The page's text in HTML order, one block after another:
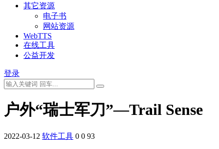
其它资源
电子书
网站资源
WebTTS
在线工具
公益开发
登录
户外“瑞士军刀”—Trail Sense
2022-03-12 软件工具 0 0 93